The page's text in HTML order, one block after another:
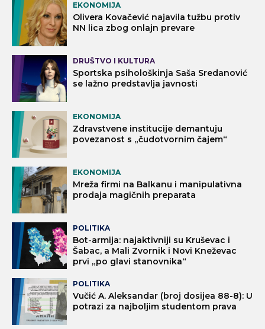
EKONOMIJA
Olivera Kovačević najavila tužbu protiv
NN lica zbog onlajn prevare
DRUŠTVO I KULTURA
Sportska psihološkinja Saša Sredanović
se lažno predstavlja javnosti
EKONOMIJA
Zdravstvene institucije demantuju
povezanost s „čudotvornim čajem“
EKONOMIJA
Mreža firmi na Balkanu i manipulativna
prodaja magičnih preparata
POLITIKA
Bot-armija: najaktivniji su Kruševac i
Šabac, a Mali Zvornik i Novi Kneževac
prvi „po glavi stanovnika“
POLITIKA
Vučić A. Aleksandar (broj dosijea 88-8): U
potrazi za najboljim studentom prava